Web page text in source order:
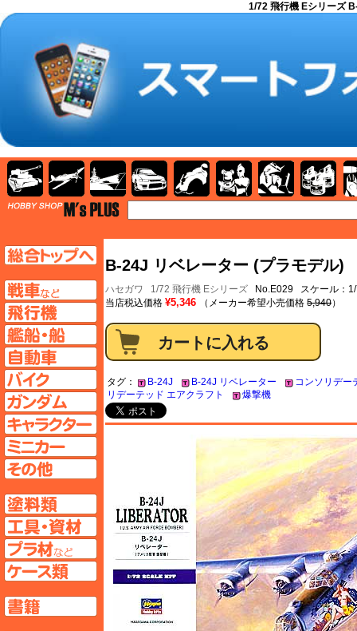
1/72 飛行機 Eシリーズ
B-24J リベレーター (プラモデル)
ハセガワ 1/72 飛行機 Eシリーズ No.E029 スケール：
当店税込価格 ¥5,346 （メーカー希望小売価格 5,940）
タグ： B-24J B-24J リベレーター
コンソリデー
リデーテッド エアクラフト
爆撃機
AFV
飛行機ページへ
艦船ページへ
自動車ページへ
バイクページへ
ガンダムページへ
キャラクターページへ
塗料ページへ
工具ページへ
プラ材ページへ
ケースページへ
書籍ページへ
AFV 飛行機 艦船 自動車 バイク キャラクターガンダム 塗料